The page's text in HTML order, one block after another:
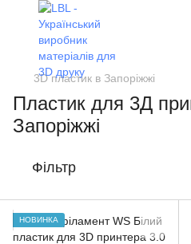
3D пластик в Запоріжжі
Пластик для 3Д
Запоріжжі
Фільтр
НОВИНКА